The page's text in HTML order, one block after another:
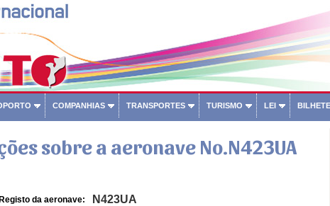
COMPANHIAS TRANSPORTES TURISMO LEI
sobre a aeronave No.N423UA
Registo da aeronave: N423UA